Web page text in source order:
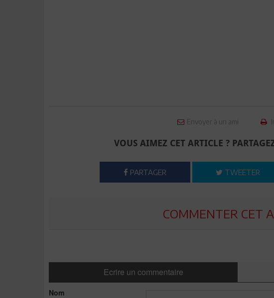
Envoyer à un ami
VOUS AIMEZ CET ARTICLE ?
PARTAGER TWEETER
COMMENTER CET
Ecrire un commentaire
Nom